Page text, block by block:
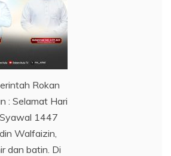
Rokan
: Selamat Hari
1447
Walfaizin,
dan batin. Di